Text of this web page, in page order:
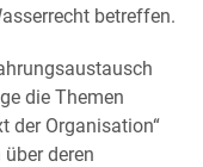
betreffen.
die Themen
der Organisation“
deren